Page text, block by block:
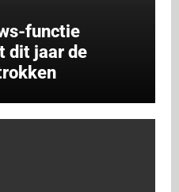
functie
dit jaar de